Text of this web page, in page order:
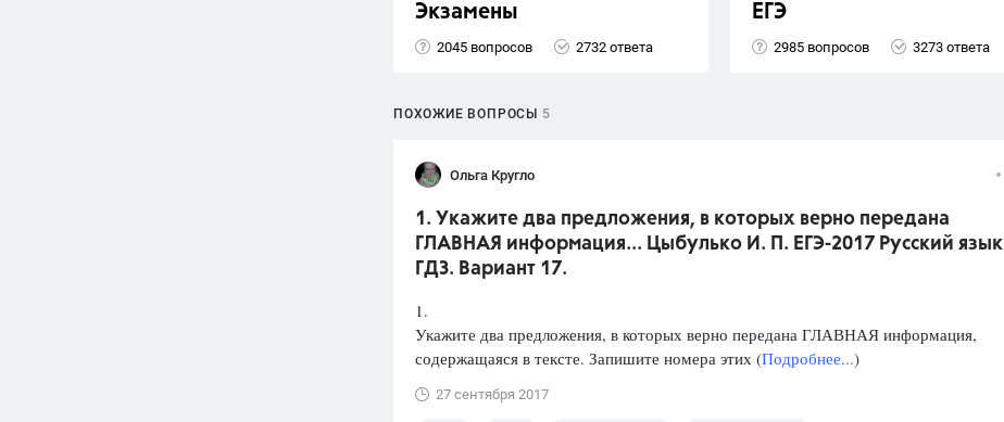
Экзамены
2045 вопросов 2732 ответа
ЕГЭ
2985 вопросов 3273 ответа
ПОХОЖИЕ ВОПРОСЫ 5
Ольга Кругло
1. Укажите два предложения, в которых верно передана
ГЛАВНАЯ информация... Цыбулько И. П. ЕГЭ-2017 Русский язык
ГДЗ. Вариант 17.
1.
Укажите два предложения, в которых верно передана ГЛАВНАЯ информация,
содержащаяся в тексте. Запишите номера этих (Подробнее...)
27 сентября 2017